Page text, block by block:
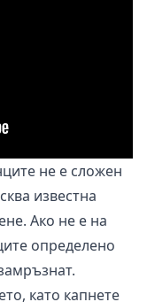
не е сложен
известна
Ако не е на
определено
като капнете